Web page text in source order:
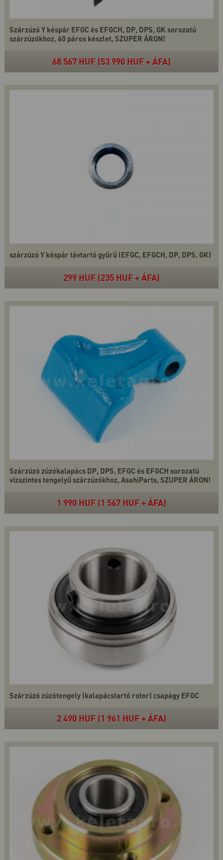
Szárzúzó Y késpár EFGC és EFGCH, DP, DPS, GK sorozatú
szárzúzókhoz, 60 páros készlet, SZUPER ÁRON!
68 567 HUF (53 990 HUF + ÁFA)
szárzúzó Y késpár távtartó gyűrű (EFGC, EFGCH, DP, DPS, GK)
299 HUF (235 HUF + ÁFA)
Szárzúzó zúzókalapács DP, DPS, EFGC és EFGCH sorozatú
vízszintes tengelyű szárzúzókhoz, AsahiParts, SZUPER ÁRON!
1 990 HUF (1 567 HUF + ÁFA)
Szárzúzó zúzótengely (kalapácstartó rotor) csapágy EFGC
2 490 HUF (1 961 HUF + ÁFA)